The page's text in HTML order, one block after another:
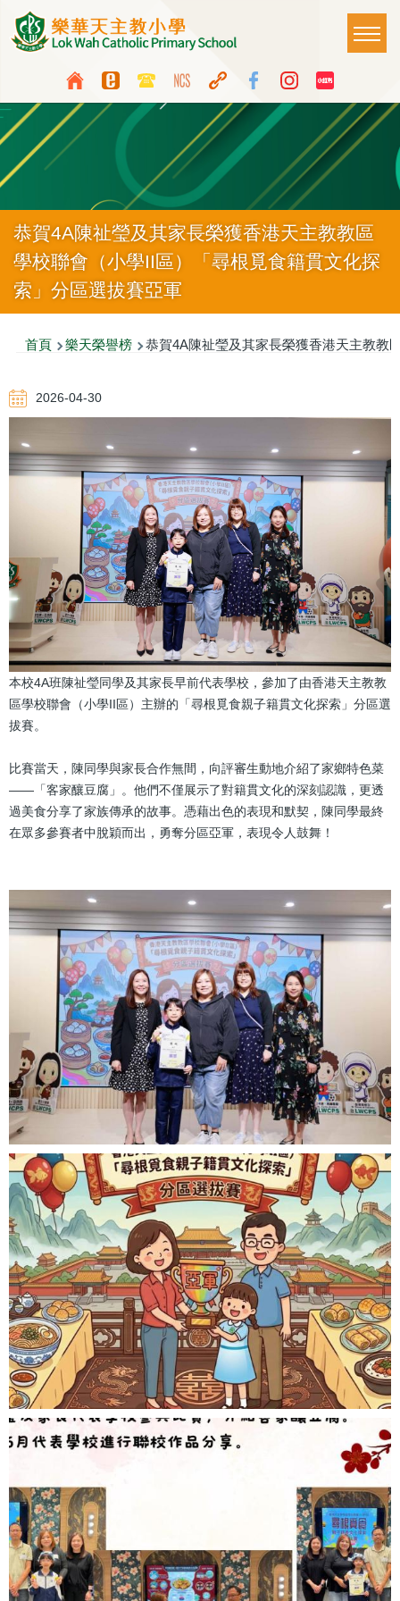
移至主內容
Top
Media
Icon
Button
Language
switcher
Main
恭賀4A陳祉瑩及其家長榮獲香港天主教教區
學校聯會（小學II區）「尋根覓食籍貫文化探
索」分區選拔賽亞軍
導
連
結
首頁 樂天榮譽榜 恭賀4A陳祉瑩及其家長榮獲香港天主教教
2026-04-30
本校4A班陳祉瑩同學及其家長早前代表學校，參加了由香港天主教教
區學校聯會（小學II區）主辦的「尋根覓食親子籍貫文化探索」分區選
拔賽。
比賽當天，陳同學與家長合作無間，向評審生動地介紹了家鄉特色菜
——「客家釀豆腐」。他們不僅展示了對籍貫文化的深刻認識，更透
過美食分享了家族傳承的故事。憑藉出色的表現和默契，陳同學最終
在眾多參賽者中脫穎而出，勇奪分區亞軍，表現令人鼓舞！